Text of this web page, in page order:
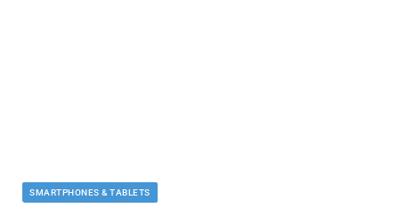
SMARTPHONES & TABLETS